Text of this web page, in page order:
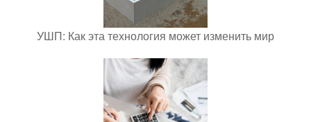
УШП: Как эта технология может изменить мир